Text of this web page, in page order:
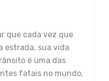
que cada vez que
estrada, sua vida
é uma das
fatais no mundo,